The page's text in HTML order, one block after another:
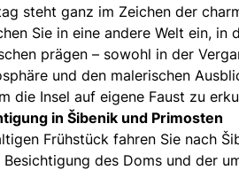
steht ganz im Zeichen der
Sie in eine andere Welt ein,
prägen – sowohl in der
und den malerischen
die Insel auf eigene Faust zu
in Šibenik und Primosten
Frühstück fahren Sie nach
des Doms und der